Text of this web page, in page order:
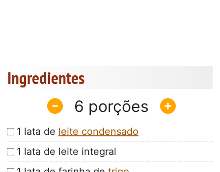
Ingredientes
6
1 lata de leite condensado
1 lata de leite integral